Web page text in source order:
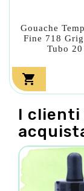
Gouache
Fine 718
Tubo

I clienti